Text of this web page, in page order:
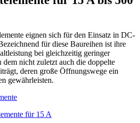
eignen sich für den Einsatz in DC-
für diese Baureihen ist ihre
bei gleichzeitig geringer
nicht zuletzt auch die doppelte
deren große Öffnungswege ein
gewährleisten.
für 15 A